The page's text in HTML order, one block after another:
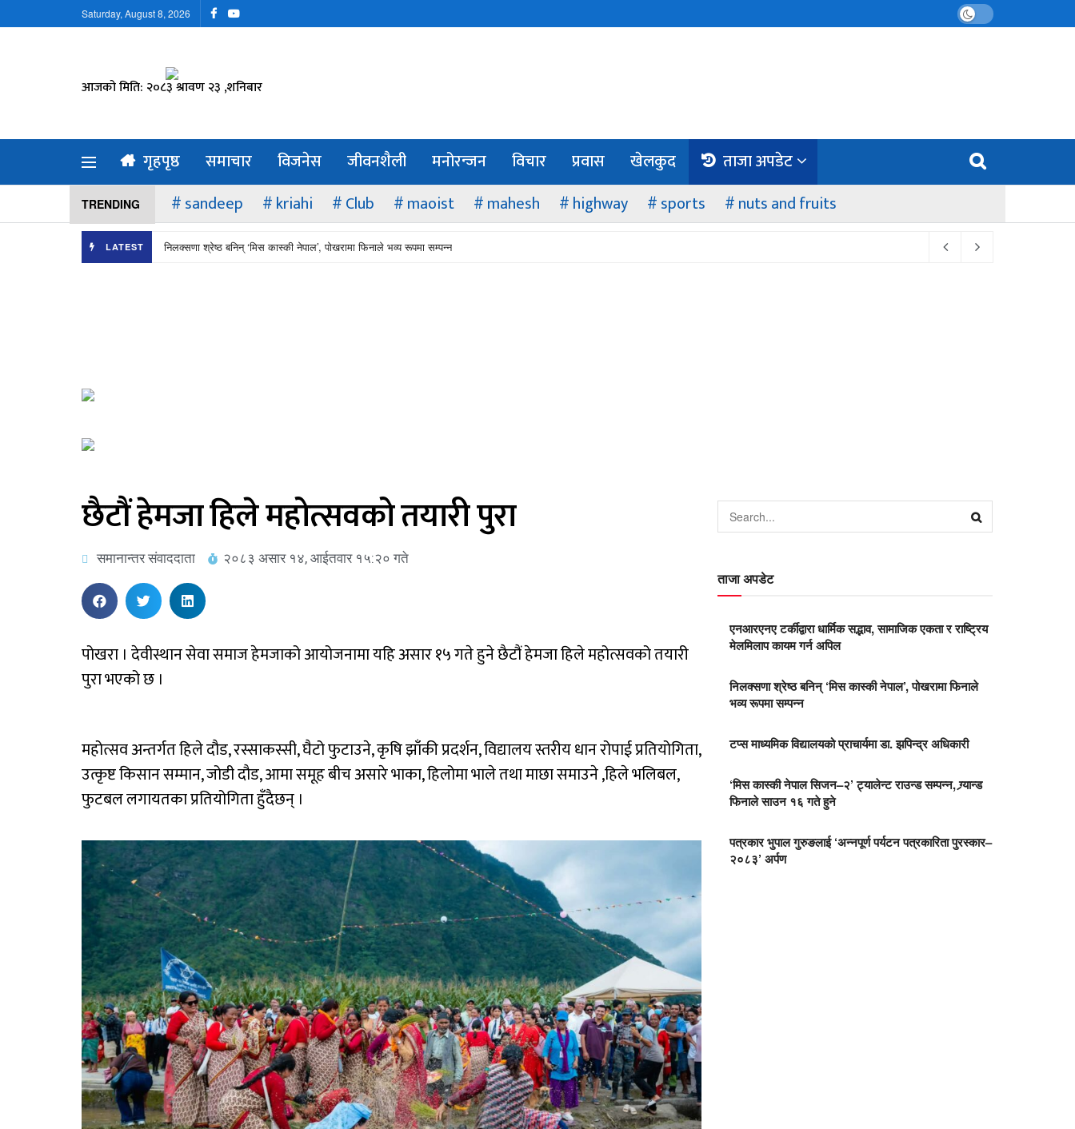
Saturday, August 8, 2026
आजको मिति: २०८३ श्रावण २३ ,शनिबार
गृहपृष्ठ समाचार विजनेस जीवनशैली मनोरन्जन विचार प्रवास खेलकुद ताजा अपडेट
TRENDING sandeep kriahi Club maoist mahesh highway sports nuts and fruits
LATEST निलक्सणा श्रेष्ठ बनिन् ‘मिस कास्की नेपाल’, पोखरामा फिनाले भव्य रूपमा सम्पन्न
छैटौं हेमजा हिले महोत्सवको तयारी पुरा
समानान्तर संवाददाता २०८३ असार १४, आईतवार १५:२० गते
पोखरा । देवीस्थान सेवा समाज हेमजाको आयोजनामा यहि असार १५ गते हुने छैटौं हेमजा हिले महोत्सवको तयारी
पुरा भएको छ ।
महोत्सव अन्तर्गत हिले दौड, रस्साकस्सी, घैटो फुटाउने, कृषि झाँकी प्रदर्शन, विद्यालय स्तरीय धान रोपाई प्रतियोगिता,
उत्कृष्ट किसान सम्मान, जोडी दौड, आमा समूह बीच असारे भाका, हिलोमा भाले तथा माछा समाउने ,हिले भलिबल,
फुटबल लगायतका प्रतियोगिता हुँदैछन् ।
ताजा अपडेट
एनआरएनए टर्कीद्वारा धार्मिक सद्भाव, सामाजिक एकता र राष्ट्रिय
मेलमिलाप कायम गर्न अपिल
निलक्सणा श्रेष्ठ बनिन् ‘मिस कास्की नेपाल’, पोखरामा फिनाले
भव्य रूपमा सम्पन्न
टप्स माध्यमिक विद्यालयको प्राचार्यमा डा. झपिन्द्र अधिकारी
‘मिस कास्की नेपाल सिजन–२’ ट्यालेन्ट राउन्ड सम्पन्न, ग्र्यान्ड
फिनाले साउन १६ गते हुने
पत्रकार भुपाल गुरुङलाई ‘अन्नपूर्ण पर्यटन पत्रकारिता पुरस्कार–
२०८३’ अर्पण